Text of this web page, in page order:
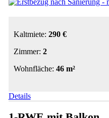
Kaltmiete: 290 €
Zimmer: 2
Wohnfläche: 46 m²
Details